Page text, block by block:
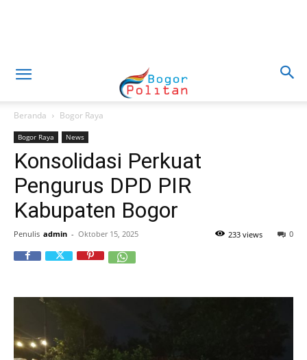
Beranda Bogor Raya
Bogor Raya News
Konsolidasi Perkuat
Pengurus DPD PIR
Kabupaten Bogor
Penulis admin - Oktober 15, 2025 0
233 views